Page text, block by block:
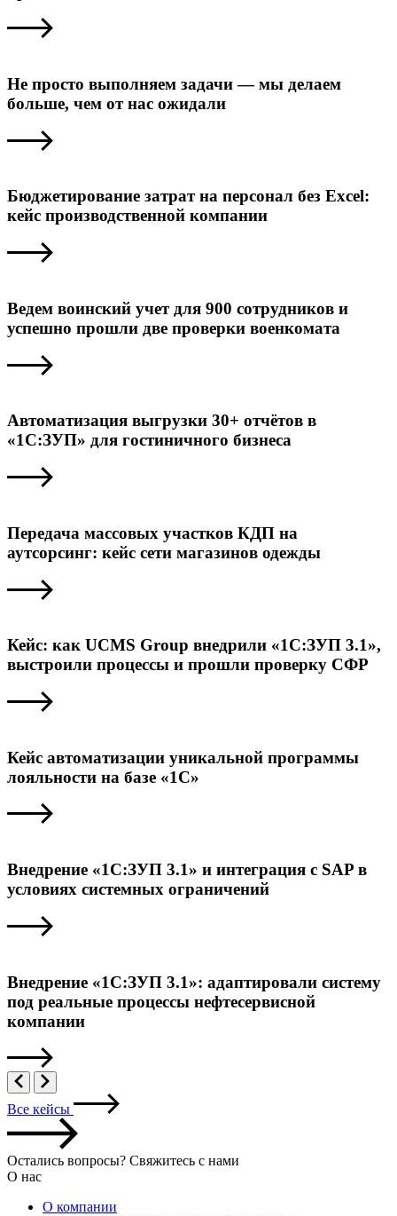
Не просто выполняем задачи — мы делаем
больше, чем от нас ожидали
Бюджетирование затрат на персонал без Excel:
кейс производственной компании
Ведем воинский учет для 900 сотрудников и
успешно прошли две проверки военкомата
Автоматизация выгрузки 30+ отчётов в
«1С:ЗУП» для гостиничного бизнеса
Передача массовых участков КДП на
аутсорсинг: кейс сети магазинов одежды
Кейс: как UCMS Group внедрили «1С:ЗУП 3.1»,
выстроили процессы и прошли проверку СФР
Кейс автоматизации уникальной программы
лояльности на базе «1С»
Внедрение «1С:ЗУП 3.1» и интеграция с SAP в
условиях системных ограничений
Внедрение «1С:ЗУП 3.1»: адаптировали систему
под реальные процессы нефтесервисной
компании
Все кейсы
Остались вопросы? Свяжитесь с нами
О нас
О компании